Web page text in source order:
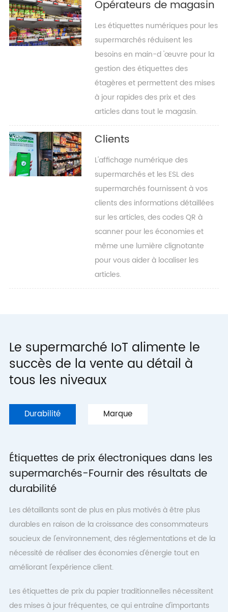
Opérateurs de magasin
Les étiquettes numériques pour les
supermarchés réduisent les
besoins en main-d 'œuvre pour la
gestion des étiquettes des
étagères et permettent des mises
à jour rapides des prix et des
articles dans tout le magasin.
Clients
L'affichage numérique des
supermarchés et les ESL des
supermarchés fournissent à vos
clients des informations détaillées
sur les articles, des codes QR à
scanner pour les économies et
même une lumière clignotante
pour vous aider à localiser les
articles.
Le supermarché IoT alimente le
succès de la vente au détail à
tous les niveaux
Durabilité Marque
Étiquettes de prix électroniques dans les
supermarchés-Fournir des résultats de
durabilité
Les détaillants sont de plus en plus motivés à être plus
durables en raison de la croissance des consommateurs
soucieux de l'environnement, des réglementations et de la
nécessité de réaliser des économies d'énergie tout en
améliorant l'expérience client.
Les étiquettes de prix du papier traditionnelles nécessitent
des mises à jour fréquentes, ce qui entraîne d'importants